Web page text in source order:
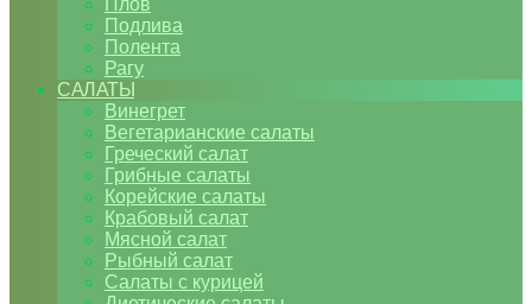
Плов
Подлива
Полента
Рагу
САЛАТЫ
Винегрет
Вегетарианские салаты
Греческий салат
Грибные салаты
Корейские салаты
Крабовый салат
Мясной салат
Рыбный салат
Салаты с курицей